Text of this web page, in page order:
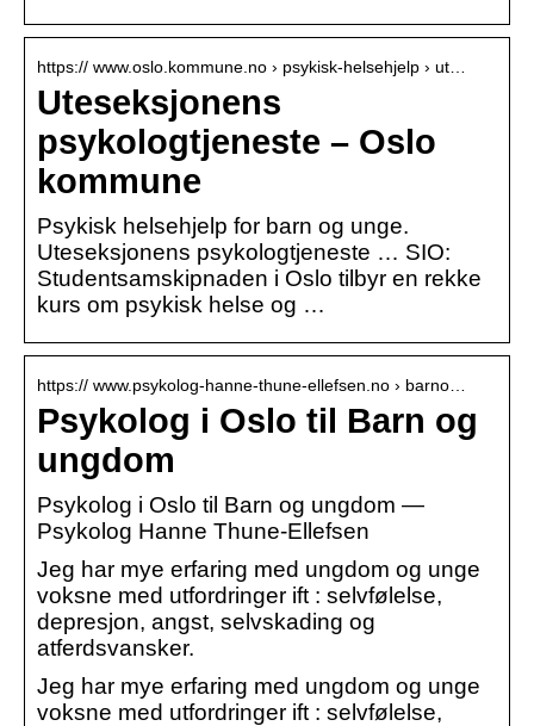
https:// www.oslo.kommune.no › psykisk-helsehjelp › ut…
Uteseksjonens
psykologtjeneste – Oslo
kommune
Psykisk helsehjelp for barn og unge.
Uteseksjonens psykologtjeneste … SIO:
Studentsamskipnaden i Oslo tilbyr en rekke
kurs om psykisk helse og …
https:// www.psykolog-hanne-thune-ellefsen.no › barno…
Psykolog i Oslo til Barn og
ungdom
Psykolog i Oslo til Barn og ungdom —
Psykolog Hanne Thune-Ellefsen
Jeg har mye erfaring med ungdom og unge
voksne med utfordringer ift : selvfølelse,
depresjon, angst, selvskading og
atferdsvansker.
Jeg har mye erfaring med ungdom og unge
voksne med utfordringer ift : selvfølelse,